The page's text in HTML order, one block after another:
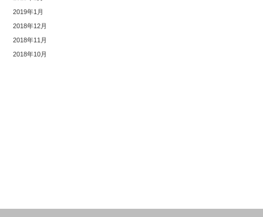
2019年1月
2018年12月
2018年11月
2018年10月